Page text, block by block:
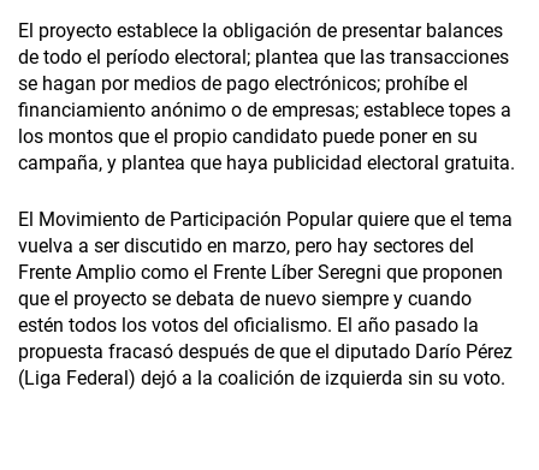
El proyecto establece la obligación de presentar balances
de todo el período electoral; plantea que las transacciones
se hagan por medios de pago electrónicos; prohíbe el
financiamiento anónimo o de empresas; establece topes a
los montos que el propio candidato puede poner en su
campaña, y plantea que haya publicidad electoral gratuita.
El Movimiento de Participación Popular quiere que el tema
vuelva a ser discutido en marzo, pero hay sectores del
Frente Amplio como el Frente Líber Seregni que proponen
que el proyecto se debata de nuevo siempre y cuando
estén todos los votos del oficialismo. El año pasado la
propuesta fracasó después de que el diputado Darío Pérez
(Liga Federal) dejó a la coalición de izquierda sin su voto.